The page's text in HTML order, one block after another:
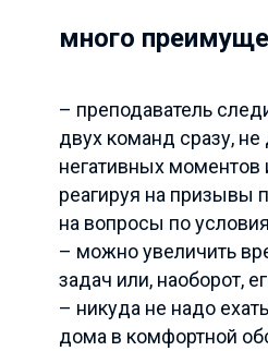
много
– преподаватель
двух команд сразу, не
негативных моментов
реагируя на призывы
на вопросы по
– можно увеличить
задач или, наоборот,
– никуда не надо
дома в комфортной